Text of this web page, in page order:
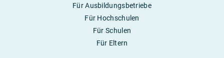
Für Ausbildungsbetriebe
Für Hochschulen
Für Schulen
Für Eltern